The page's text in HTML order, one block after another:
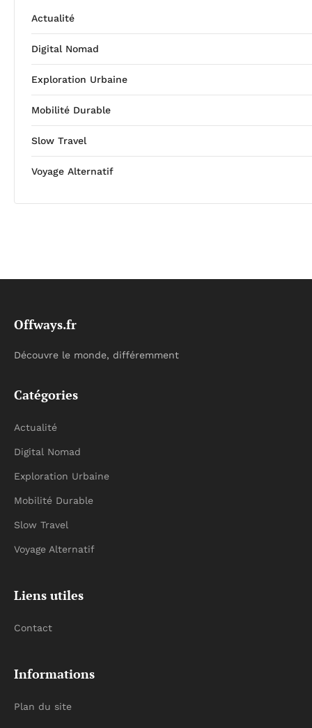
Actualité
Digital Nomad
Exploration Urbaine
Mobilité Durable
Slow Travel
Voyage Alternatif
Offways.fr
Découvre le monde, différemment
Catégories
Actualité
Digital Nomad
Exploration Urbaine
Mobilité Durable
Slow Travel
Voyage Alternatif
Liens utiles
Contact
Informations
Plan du site